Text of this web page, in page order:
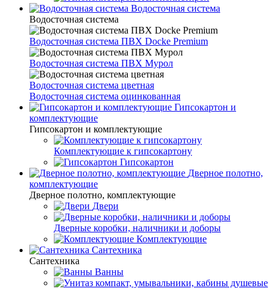
Водосточная система
Водосточная система
Водосточная система ПВХ Docke Premium
Водосточная система ПВХ Мурол
Водосточная система цветная
Водосточная система оцинкованная
Гипсокартон и
комплектующие
Гипсокартон и комплектующие
Комплектующие к гипсокартону
Гипсокартон
Дверное полотно,
комплектующие
Дверное полотно, комплектующие
Двери
Дверные коробки, наличники и доборы
Комплектующие
Сантехника
Сантехника
Ванны